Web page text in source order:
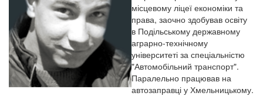
місцевому ліцеї економіки та
права, заочно здобував освіту
в Подільському державному
аграрно-технічному
університеті за спеціальністю
"Автомобільний транспорт".
Паралельно працював на
автозаправці у Хмельницькому.